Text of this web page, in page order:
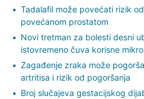
Tadalafil može povećati rizik
povećanom prostatom
Novi tretman za bolesti desni
istovremeno čuva korisne
Zagađenje zraka može
artritisa i rizik od pogoršanja
Broj slučajeva gestacijskog